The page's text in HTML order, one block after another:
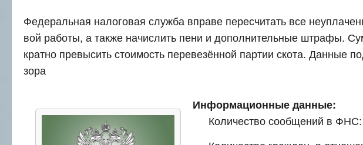
Феде­раль­ная нало­го­вая служ­ба впра­ве пере­счи­тать все
вой рабо­ты, а так­же начис­лить пени и допол­ни­тель­ные штра­фы.
крат­но пре­вы­сить сто­и­мость пере­ве­зён­ной пар­тии ско­та. Дан­ные
зо­ра
Инфор­ма­ци­он­ные дан­ные:
Коли­че­ство сооб­ще­ний в ФНС: